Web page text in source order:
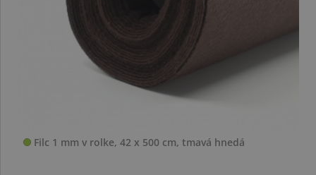
Filc 1 mm v rolke, 42 x 500 cm, tmavá hnedá